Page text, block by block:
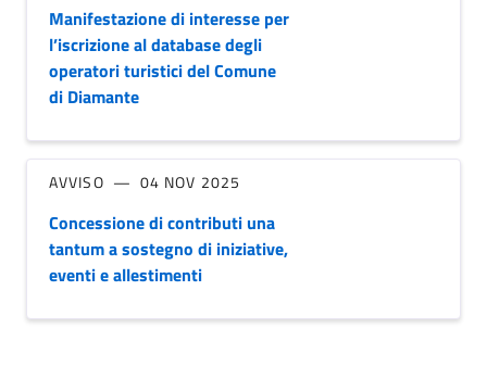
Manifestazione di interesse per
l’iscrizione al database degli
operatori turistici del Comune
di Diamante
AVVISO 04 NOV 2025
Concessione di contributi una
tantum a sostegno di iniziative,
eventi e allestimenti